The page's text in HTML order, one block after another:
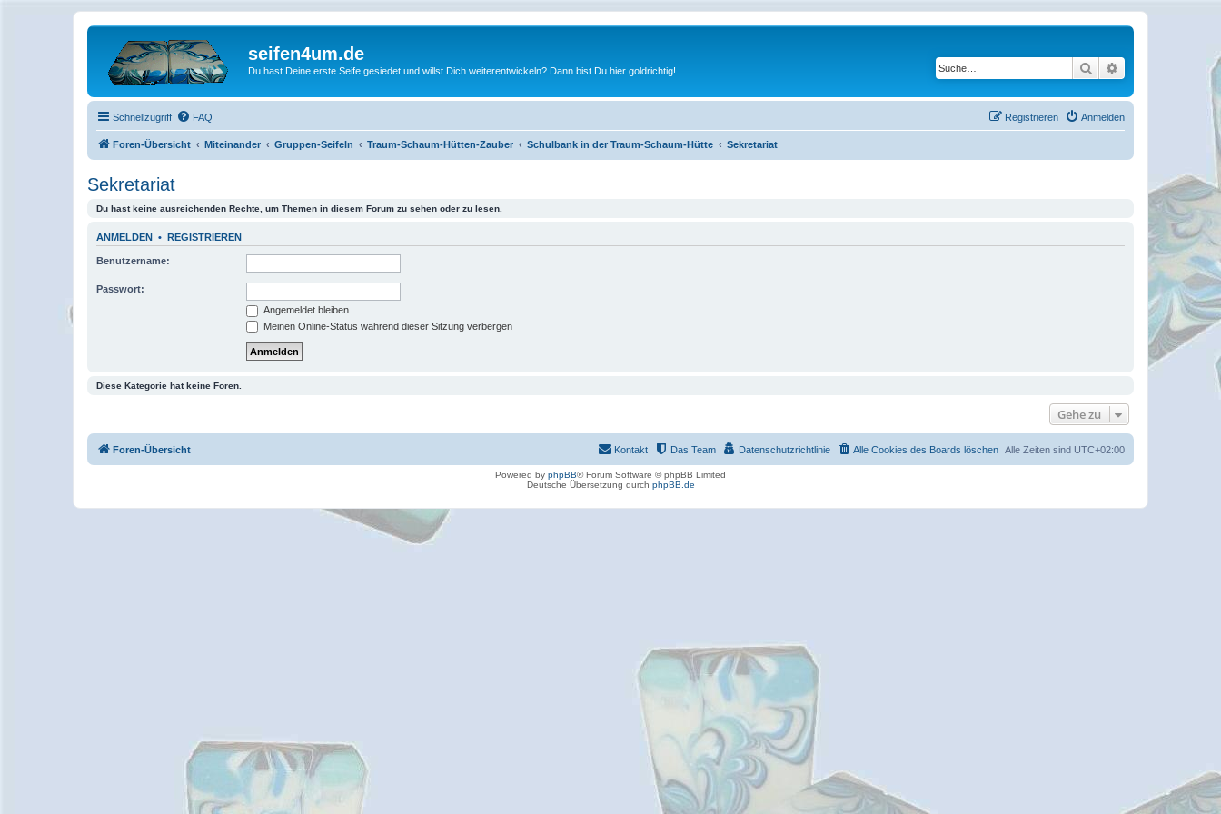
seifen4um.de
Du hast Deine erste Seife gesiedet und willst Dich weiterentwickeln? Dann bist Du hier goldrichtig! Suche Erweiterte Suche
Schnellzugriff FAQ Anmelden
Registrieren
Foren-Übersicht Miteinander Gruppen-Seifeln Traum-Schaum-Hütten-Zauber Schulbank in der Traum-Schaum-Hütte Sekretariat
Sekretariat
Du hast keine ausreichenden Rechte, um Themen in diesem Forum zu sehen oder zu lesen.
ANMELDEN • REGISTRIEREN
Benutzername:
Passwort:
Angemeldet bleiben
Meinen Online-Status während dieser Sitzung verbergen
Diese Kategorie hat keine Foren.
Gehe zu
Foren-Übersicht Alle Zeiten sind UTC+02:00
Alle Cookies des Boards löschen
Datenschutzrichtlinie
Das Team
Kontakt
Powered by phpBB® Forum Software © phpBB Limited
Deutsche Übersetzung durch phpBB.de